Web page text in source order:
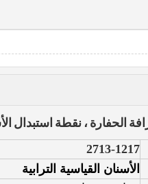
2713-1217
الأسنان القياسية الترابية